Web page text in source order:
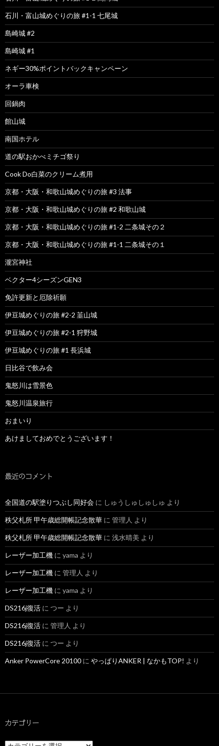
石川・富山城めぐりの旅 #1-1 七尾城
島崎城 #2
島崎城 #1
ネギー30%ポイントバックキャンペーン
オーラ車検
回鍋肉
館山城
南国ホテル
道の駅おかべミチゴ祭り
Cook Do白菜のクリーム煮用
京都・大阪・和歌山城めぐりの旅 #3 法事
京都・大阪・和歌山城めぐりの旅 #2 和歌山城
京都・大阪・和歌山城めぐりの旅 #1-2 二条城その２
京都・大阪・和歌山城めぐりの旅 #1-1 二条城その１
瀧宮神社
ベクター4シーズンGEN3
免許更新と厄除祈願
伊豆城めぐりの旅 #2-2 韮山城
伊豆城めぐりの旅 #2-1 狩野城
伊豆城めぐりの旅 #1 長浜城
日比谷で飲み会
鬼怒川は雪景色
鬼怒川温泉旅行
おまいり
あけましておめでとうございます！
最近のコメント
全国道の駅塗りつぶし同好会 に しゅうしゅしゅしゅ より
秩父札所 甲午歳総開帳記念散華 に 管理人 より
秩父札所 甲午歳総開帳記念散華 に 浅水晴美 より
レーザー加工機 に yama より
レーザー加工機 に 管理人 より
レーザー加工機 に yama より
DS216j復活 に つー より
DS216j復活 に 管理人 より
DS216j復活 に つー より
Anker PowerCore 20100 に やっぱりANKER | なかもTOP! より
カテゴリー